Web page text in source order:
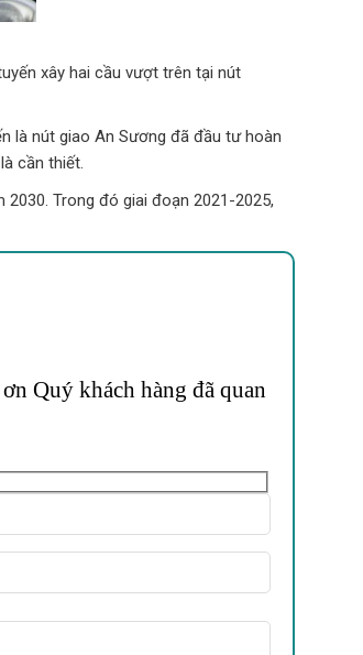
xây hai cầu vượt trên tại nút
là nút giao An Sương đã đầu tư hoàn
cần thiết.
Trong đó giai đoạn 2021-2025,
Quý khách hàng đã quan